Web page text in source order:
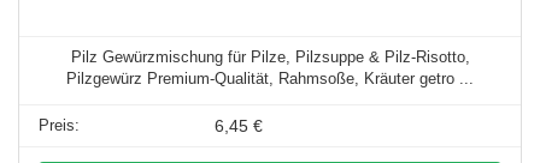
Pilz Gewürzmischung für Pilze, Pilzsuppe & Pilz-Risotto,
Pilzgewürz Premium-Qualität, Rahmsoße, Kräuter getro ...
6,45 €